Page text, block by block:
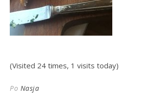
(Visited 24 times, 1 visits today)
Po Nasja